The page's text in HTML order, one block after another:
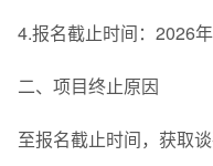
4.报名截止时间：2026
二、项目终止原因
至报名截止时间，获取